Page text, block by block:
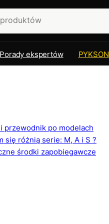
przewodnik po modelach
się różnią serie: M, A i S ?
środki zapobiegawcze
Porady ekspertów PYKSON